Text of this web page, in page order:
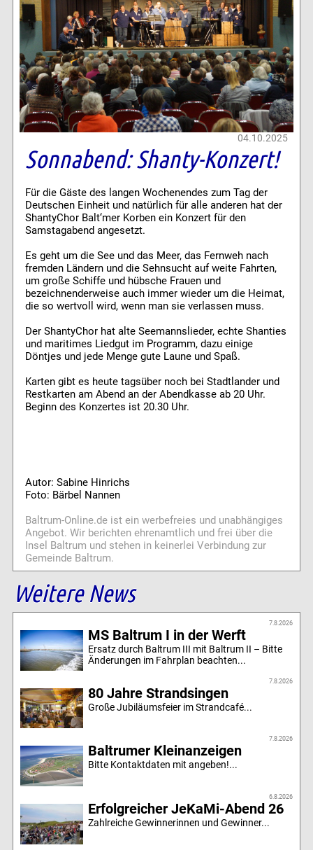
04.10.2025
Sonnabend: Shanty-Konzert!
Für die Gäste des langen Wochenendes zum Tag der
Deutschen Einheit und natürlich für alle anderen hat der
ShantyChor Balt‘mer Korben ein Konzert für den
Samstagabend angesetzt.
Es geht um die See und das Meer, das Fernweh nach
fremden Ländern und die Sehnsucht auf weite Fahrten,
um große Schiffe und hübsche Frauen und
bezeichnenderweise auch immer wieder um die Heimat,
die so wertvoll wird, wenn man sie verlassen muss.
Der ShantyChor hat alte Seemannslieder, echte Shanties
und maritimes Liedgut im Programm, dazu einige
Döntjes und jede Menge gute Laune und Spaß.
Karten gibt es heute tagsüber noch bei Stadtlander und
Restkarten am Abend an der Abendkasse ab 20 Uhr.
Beginn des Konzertes ist 20.30 Uhr.
Autor: Sabine Hinrichs
Foto: Bärbel Nannen
Baltrum-Online.de ist ein werbefreies und unabhängiges
Angebot. Wir berichten ehrenamtlich und frei über die
Insel Baltrum und stehen in keinerlei Verbindung zur
Gemeinde Baltrum.
Weitere News
7.8.2026
MS Baltrum I in der Werft
Ersatz durch Baltrum III mit Baltrum II – Bitte
Änderungen im Fahrplan beachten...
7.8.2026
80 Jahre Strandsingen
Große Jubiläumsfeier im Strandcafé...
7.8.2026
Baltrumer Kleinanzeigen
Bitte Kontaktdaten mit angeben!...
6.8.2026
Erfolgreicher JeKaMi-Abend 26
Zahlreiche Gewinnerinnen und Gewinner...